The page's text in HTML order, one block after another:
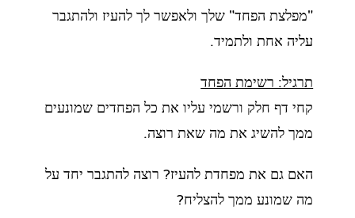
"מפלצת הפחד" שלך ולאפשר לך להעיז ולהתגבר
עליה אחת ולתמיד.
תרגיל: רשימת הפחד
קחי דף חלק ורשמי עליו את כל הפחדים שמונעים
ממך להשיג את מה שאת רוצה.
האם גם את מפחדת להעיז? רוצה להתגבר יחד על
מה שמונע ממך להצליח?